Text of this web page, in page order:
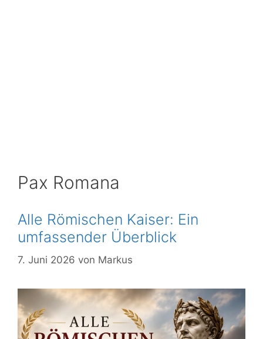
Pax Romana
Alle Römischen Kaiser: Ein
umfassender Überblick
7. Juni 2026 von Markus